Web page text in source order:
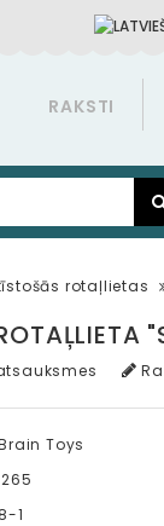
RAKSTI
rotaļlietas
Toys
1